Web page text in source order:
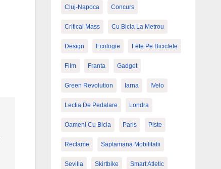
Cluj-Napoca Concurs
Critical Mass Cu Bicla La Metrou
Design Ecologie Fete Pe Biciclete
Film Franta Gadget
Green Revolution Iarna IVelo
Lectia De Pedalare Londra
Oameni Cu Bicla Paris Piste
Reclame Saptamana Mobilitatii
Sevilla Skirtbike Smart Atletic